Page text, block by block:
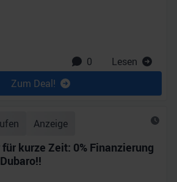
0
Lesen
Zum Deal!
Anzeige
für kurze Zeit: 0% Finanzierung